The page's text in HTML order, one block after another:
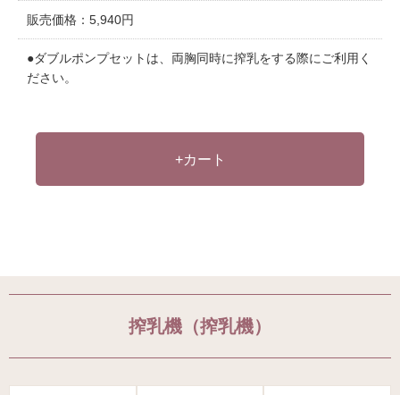
販売価格：5,940円
●ダブルポンプセットは、両胸同時に搾乳をする際にご利用く
ださい。
+カート
搾乳機（搾乳機）